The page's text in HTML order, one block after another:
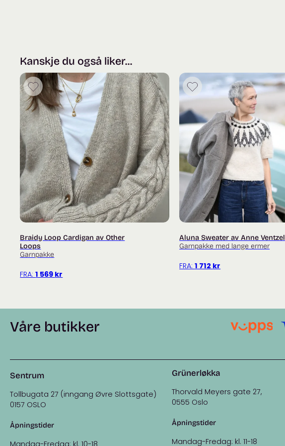
Kanskje du også liker...
Braidy Loop Cardigan av Other
Loops
Garnpakke
FRA:1 569 kr
Aluna Sweater av Anne Ventzel
Garnpakke med lange ermer
FRA:1 712 kr
Våre butikker
Sentrum
Tollbugata 27 (inngang Øvre Slottsgate)
0157 OSLO
Åpningstider
Mandag-Fredag: kl. 10-18
Grünerløkka
Thorvald Meyers gate 27,
0555 Oslo
Åpningstider
Mandag-Fredag: kl. 11-18